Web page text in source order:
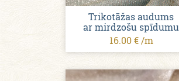
Trikotāžas audums
ar mirdzošu spīdumu
16.00 € /m